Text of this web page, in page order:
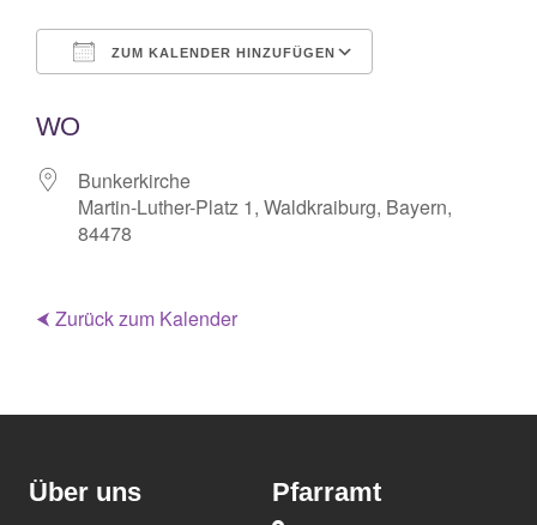
ZUM KALENDER HINZUFÜGEN
WO
Bunkerkirche
Martin-Luther-Platz 1, Waldkraiburg, Bayern,
84478
⮜ Zurück zum Kalender
Über uns Pfarramt